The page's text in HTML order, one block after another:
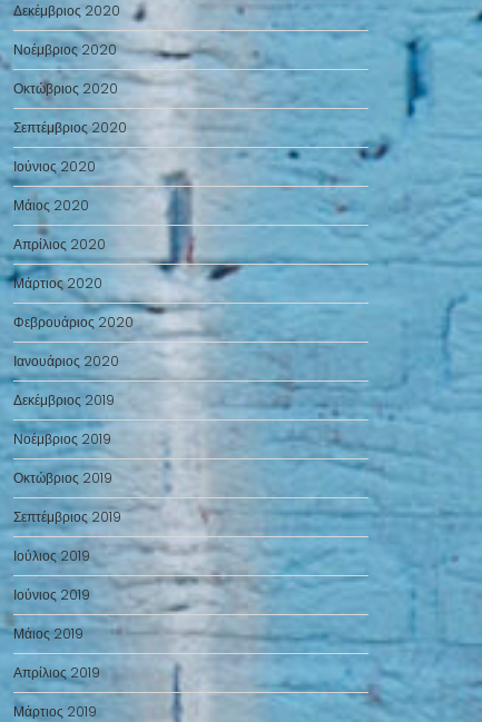
Δεκέμβριος 2020
Νοέμβριος 2020
Οκτώβριος 2020
Σεπτέμβριος 2020
Ιούνιος 2020
Μάιος 2020
Απρίλιος 2020
Μάρτιος 2020
Φεβρουάριος 2020
Ιανουάριος 2020
Δεκέμβριος 2019
Νοέμβριος 2019
Οκτώβριος 2019
Σεπτέμβριος 2019
Ιούλιος 2019
Ιούνιος 2019
Μάιος 2019
Απρίλιος 2019
Μάρτιος 2019